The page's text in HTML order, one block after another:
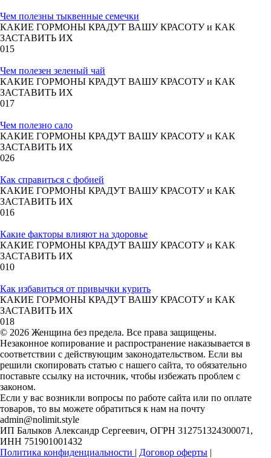
Чем полезны тыквенные семечки
КАКИЕ ГОРМОНЫ КРАДУТ ВАШУ КРАСОТУ и КАК
ЗАСТАВИТЬ ИХ
015
Чем полезен зеленый чай
КАКИЕ ГОРМОНЫ КРАДУТ ВАШУ КРАСОТУ и КАК
ЗАСТАВИТЬ ИХ
017
Чем полезно сало
КАКИЕ ГОРМОНЫ КРАДУТ ВАШУ КРАСОТУ и КАК
ЗАСТАВИТЬ ИХ
026
Как справиться с фобией
КАКИЕ ГОРМОНЫ КРАДУТ ВАШУ КРАСОТУ и КАК
ЗАСТАВИТЬ ИХ
016
Какие факторы влияют на здоровье
КАКИЕ ГОРМОНЫ КРАДУТ ВАШУ КРАСОТУ и КАК
ЗАСТАВИТЬ ИХ
010
Как избавиться от привычки курить
КАКИЕ ГОРМОНЫ КРАДУТ ВАШУ КРАСОТУ и КАК
ЗАСТАВИТЬ ИХ
018
© 2026 Женщина без предела. Все права защищены.
Незаконное копирование и распространение наказывается в
соответствии с действующим законодательством. Если вы
решили скопировать статью с нашего сайта, то обязательно
поставьте ссылку на источник, чтобы избежать проблем с
законом.
Если у вас возникли вопросы по работе сайта или по оплате
товаров, то вы можете обратиться к нам на почту
admin@nolimit.style
ИП Балыков Александр Сергеевич, ОГРН 312751324300071,
ИНН 751901001432
Политика конфиденциальности | Договор оферты |